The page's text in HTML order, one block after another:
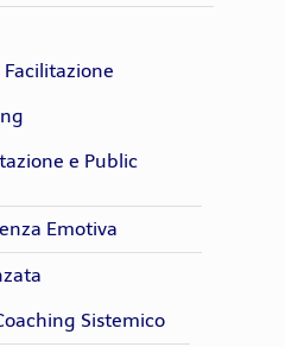
Facilitazione
e Public
Emotiva
Sistemico